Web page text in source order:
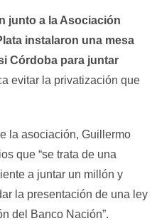
junto a la Asociación
instalaron una mesa
Córdoba para juntar
evitar la privatización que
la asociación, Guillermo
que “se trata de una
a juntar un millón y
la presentación de una ley
del Banco Nación”.